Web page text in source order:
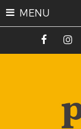
MENU